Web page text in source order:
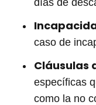
caso de
Cláusulas
específicas
como la no